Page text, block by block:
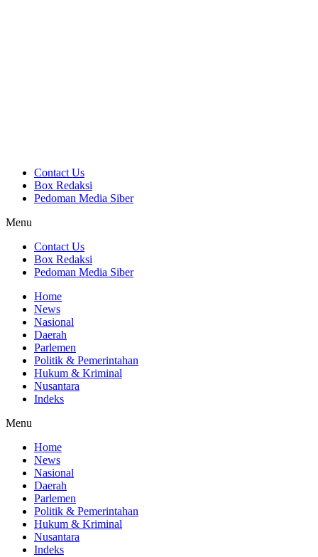
Contact Us
Box Redaksi
Pedoman Media Siber
Menu
Contact Us
Box Redaksi
Pedoman Media Siber
Home
News
Nasional
Daerah
Parlemen
Politik & Pemerintahan
Hukum & Kriminal
Nusantara
Indeks
Menu
Home
News
Nasional
Daerah
Parlemen
Politik & Pemerintahan
Hukum & Kriminal
Nusantara
Indeks